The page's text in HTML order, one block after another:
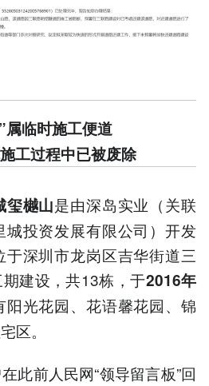
属临时施工便道
工过程中已被废除
玺樾山是由深岛实业（关联
投资发展有限公司）开发
深圳市龙岗区吉华街道三
建设，共13栋，于2016年
阳光花园、花语馨花园、锦
区。
此前人民网“领导留言板”回